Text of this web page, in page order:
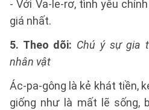
- Với Va-le-rơ, tình yêu
giá nhất.
5. Theo dõi: Chú ý sự gia
nhân vật
Ác-pa-gông là kẻ khát tiền,
giống như là mất lẽ sống,